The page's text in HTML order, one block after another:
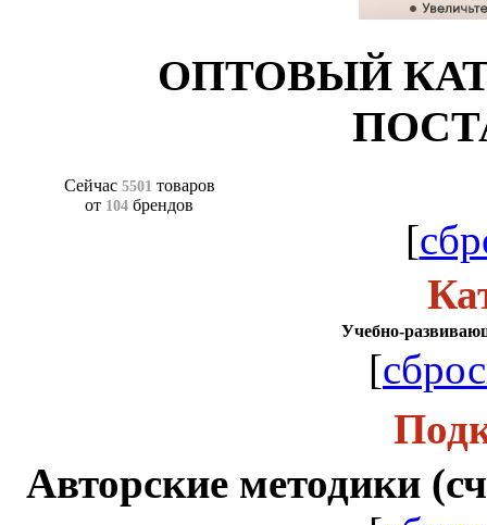
ОПТОВЫЙ
Сейчас 5501 товаров
от 104 брендов
[
Учебно-
[
Авторские методики